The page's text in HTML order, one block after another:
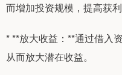
而增加投资规模，提高获利
* **放大收益：**通过借入
从而放大潜在收益。